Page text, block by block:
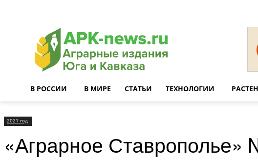
В РОССИИ В МИРЕ СТАТЬИ ТЕХНОЛОГИИ
2021 год
«Аграрное Ставрополье»